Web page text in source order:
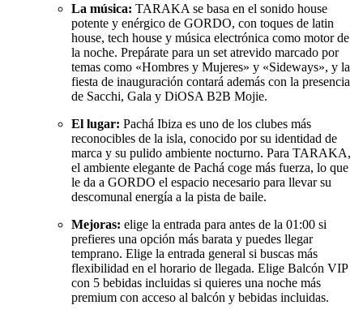
La música: TARAKA se basa en el sonido house
potente y enérgico de GORDO, con toques de latin
house, tech house y música electrónica como motor de
la noche. Prepárate para un set atrevido marcado por
temas como «Hombres y Mujeres» y «Sideways», y la
fiesta de inauguración contará además con la presencia
de Sacchi, Gala y DiOSA B2B Mojie.
El lugar: Pachá Ibiza es uno de los clubes más
reconocibles de la isla, conocido por su identidad de
marca y su pulido ambiente nocturno. Para TARAKA,
el ambiente elegante de Pachá coge más fuerza, lo que
le da a GORDO el espacio necesario para llevar su
descomunal energía a la pista de baile.
Mejoras: elige la entrada para antes de la 01:00 si
prefieres una opción más barata y puedes llegar
temprano. Elige la entrada general si buscas más
flexibilidad en el horario de llegada. Elige Balcón VIP
con 5 bebidas incluidas si quieres una noche más
premium con acceso al balcón y bebidas incluidas.